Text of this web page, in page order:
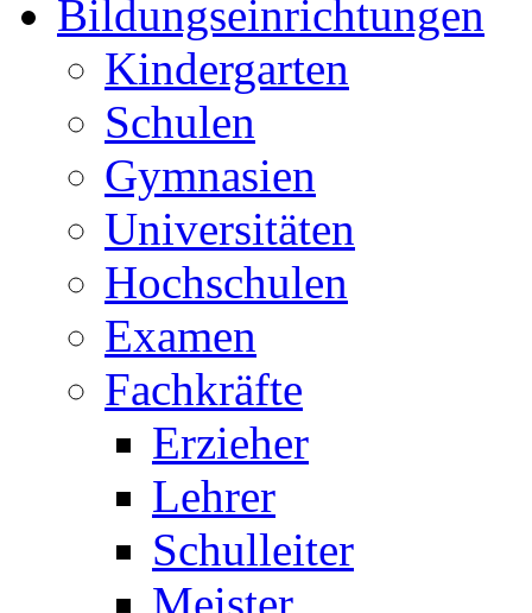
Bildungseinrichtungen
Kindergarten
Schulen
Gymnasien
Universitäten
Hochschulen
Examen
Fachkräfte
Erzieher
Lehrer
Schulleiter